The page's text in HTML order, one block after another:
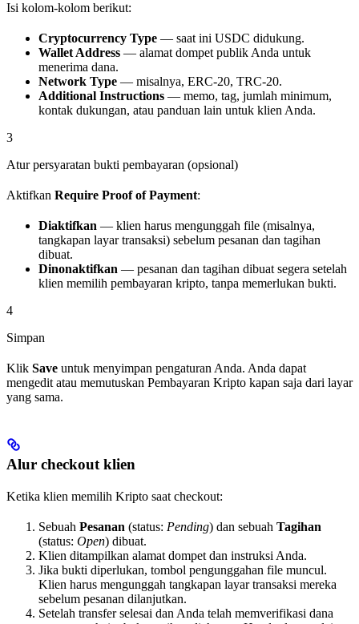
Isi kolom-kolom berikut:
Cryptocurrency Type — saat ini USDC didukung.
Wallet Address — alamat dompet publik Anda untuk
menerima dana.
Network Type — misalnya, ERC-20, TRC-20.
Additional Instructions — memo, tag, jumlah minimum,
kontak dukungan, atau panduan lain untuk klien Anda.
3
Atur persyaratan bukti pembayaran (opsional)
Aktifkan Require Proof of Payment:
Diaktifkan — klien harus mengunggah file (misalnya,
tangkapan layar transaksi) sebelum pesanan dan tagihan
dibuat.
Dinonaktifkan — pesanan dan tagihan dibuat segera setelah
klien memilih pembayaran kripto, tanpa memerlukan bukti.
4
Simpan
Klik Save untuk menyimpan pengaturan Anda. Anda dapat
mengedit atau memutuskan Pembayaran Kripto kapan saja dari layar
yang sama.
Alur checkout klien
Ketika klien memilih Kripto saat checkout:
Sebuah Pesanan (status: Pending) dan sebuah Tagihan
(status: Open) dibuat.
Klien ditampilkan alamat dompet dan instruksi Anda.
Jika bukti diperlukan, tombol pengunggahan file muncul.
Klien harus mengunggah tangkapan layar transaksi mereka
sebelum pesanan dilanjutkan.
Setelah transfer selesai dan Anda telah memverifikasi dana